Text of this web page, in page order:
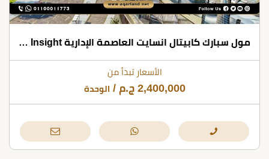
مول سبارك كابيتال انسايت العاصمة الإدارية Spark Capital Insight بروق للتطوير العقاري
الأسعار تبدأ من
2,400,000 ج.م / الوحدة